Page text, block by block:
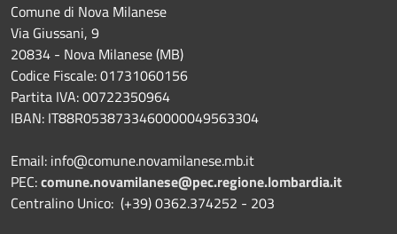
Comune di Nova Milanese
Via Giussani, 9
20834 - Nova Milanese (MB)
Codice Fiscale: 01731060156
Partita IVA: 00722350964
IBAN: IT88R0538733460000049563304
Email: info@comune.novamilanese.mb.it
PEC:comune.novamilanese@pec.regione.lombardia.it
Centralino Unico: (+39) 0362.374252 - 203